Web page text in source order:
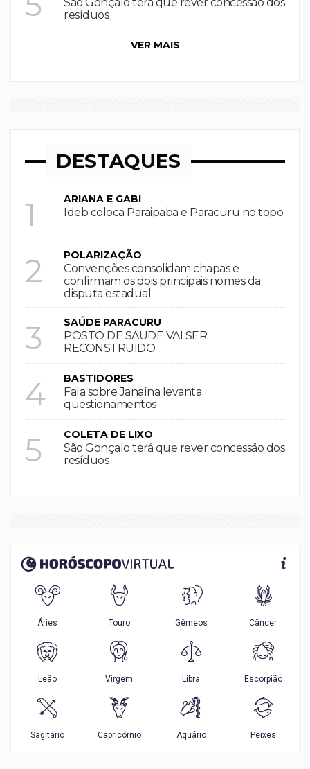
resíduos
VER MAIS
DESTAQUES
1 ARIANA E GABI
Ideb coloca Paraipaba e Paracuru no topo
2 POLARIZAÇÃO
Convenções consolidam chapas e
confirmam os dois principais nomes da
disputa estadual
3 SAÚDE PARACURU
POSTO DE SAÚDE VAI SER
RECONSTRUIDO
4 BASTIDORES
Fala sobre Janaína levanta
questionamentos
5 COLETA DE LIXO
São Gonçalo terá que rever concessão dos
resíduos